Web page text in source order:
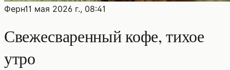
Ферн11 мая 2026 г., 08:41
Свежесваренный кофе, тихое
утро